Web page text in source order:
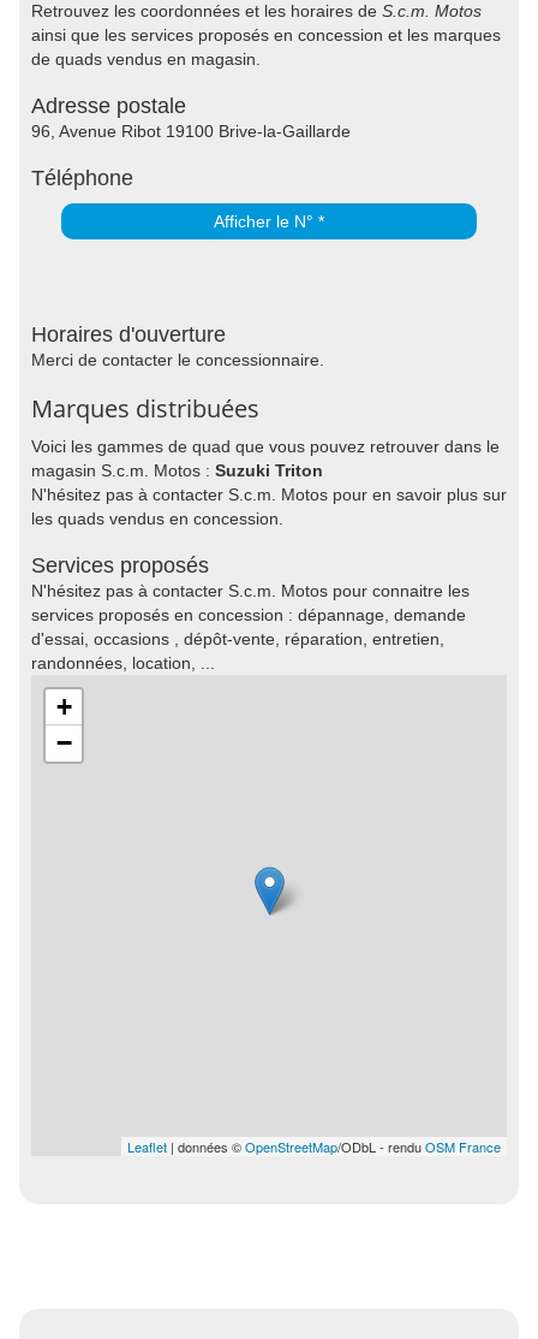
Retrouvez les coordonnées et les horaires de S.c.m. Motos
ainsi que les services proposés en concession et les marques
de quads vendus en magasin.
Adresse postale
96, Avenue Ribot 19100 Brive-la-Gaillarde
Téléphone
Afficher le N° *
Horaires d'ouverture
Merci de contacter le concessionnaire.
Marques distribuées
Voici les gammes de quad que vous pouvez retrouver dans le
magasin S.c.m. Motos : Suzuki Triton
N'hésitez pas à contacter S.c.m. Motos pour en savoir plus sur
les quads vendus en concession.
Services proposés
N'hésitez pas à contacter S.c.m. Motos pour connaitre les
services proposés en concession : dépannage, demande
d'essai, occasions , dépôt-vente, réparation, entretien,
randonnées, location, ...
+
−
Leaflet | données ©OpenStreetMap/ODbL - renduOSM France